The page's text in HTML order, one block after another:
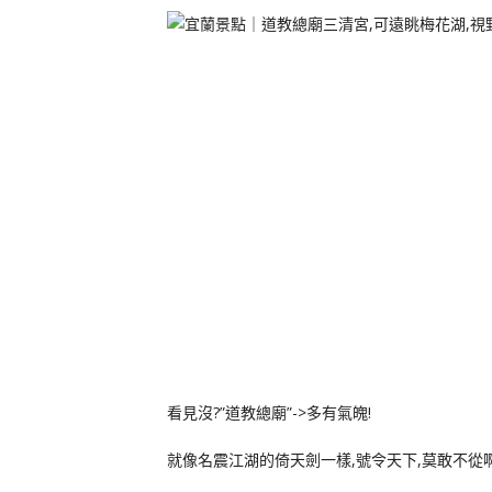
看見沒?”道教總廟”->多有氣魄!
就像名震江湖的倚天劍一樣,號令天下,莫敢不從